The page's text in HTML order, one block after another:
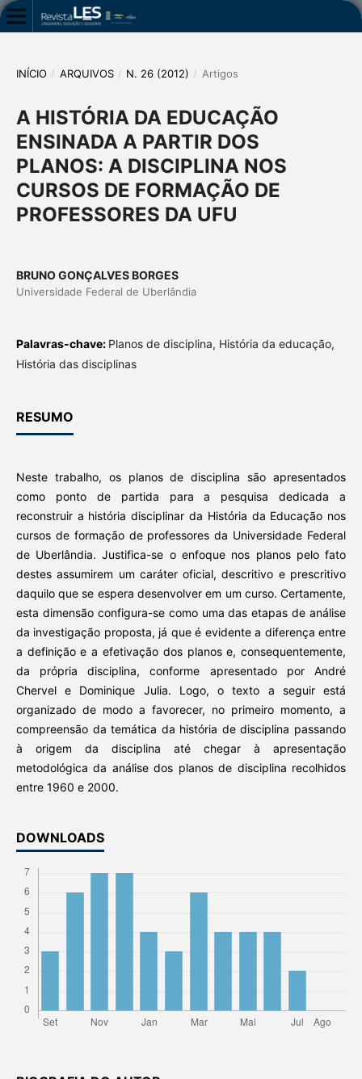
INÍCIO / ARQUIVOS / N. 26 (2012) / Artigos
A HISTÓRIA DA EDUCAÇÃO
ENSINADA A PARTIR DOS
PLANOS: A DISCIPLINA NOS
CURSOS DE FORMAÇÃO DE
PROFESSORES DA UFU
BRUNO GONÇALVES BORGES
Universidade Federal de Uberlândia
Palavras-chave: Planos de disciplina, História da educação,
História das disciplinas
RESUMO
Neste trabalho, os planos de disciplina são apresentados
como ponto de partida para a pesquisa dedicada a
reconstruir a história disciplinar da História da Educação nos
cursos de formação de professores da Universidade Federal
de Uberlândia. Justifica-se o enfoque nos planos pelo fato
destes assumirem um caráter oficial, descritivo e prescritivo
daquilo que se espera desenvolver em um curso. Certamente,
esta dimensão configura-se como uma das etapas de análise
da investigação proposta, já que é evidente a diferença entre
a definição e a efetivação dos planos e, consequentemente,
da própria disciplina, conforme apresentado por André
Chervel e Dominique Julia. Logo, o texto a seguir está
organizado de modo a favorecer, no primeiro momento, a
compreensão da temática da história de disciplina passando
à origem da disciplina até chegar à apresentação
metodológica da análise dos planos de disciplina recolhidos
entre 1960 e 2000.
DOWNLOADS